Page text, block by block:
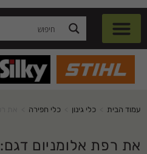
עמוד הבית כלי גינון כלי חפירה
את רפת אלומניום דגם: J-34